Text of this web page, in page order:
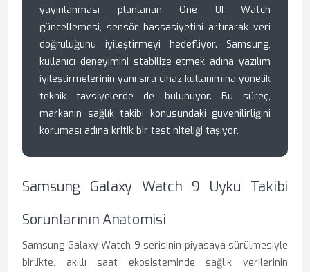
yayınlanması planlanan One UI Watch
güncellemesi, sensör hassasiyetini artırarak veri
doğruluğunu iyileştirmeyi hedefliyor. Samsung,
kullanıcı deneyimini stabilize etmek adına yazılım
iyileştirmelerinin yanı sıra cihaz kullanımına yönelik
teknik tavsiyelerde de bulunuyor. Bu süreç,
markanın sağlık takibi konusundaki güvenilirliğini
koruması adına kritik bir test niteliği taşıyor.
Samsung Galaxy Watch 9 Uyku Takibi
Sorunlarının Anatomisi
Samsung Galaxy Watch 9 serisinin piyasaya sürülmesiyle
birlikte, akıllı saat ekosisteminde sağlık verilerinin